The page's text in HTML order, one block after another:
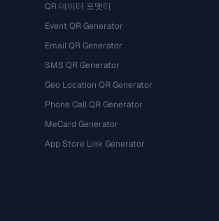
QR 데이터 포맷터
Event QR Generator
Email QR Generator
SMS QR Generator
Geo Location QR Generator
Phone Call QR Generator
MeCard Generator
App Store Link Generator